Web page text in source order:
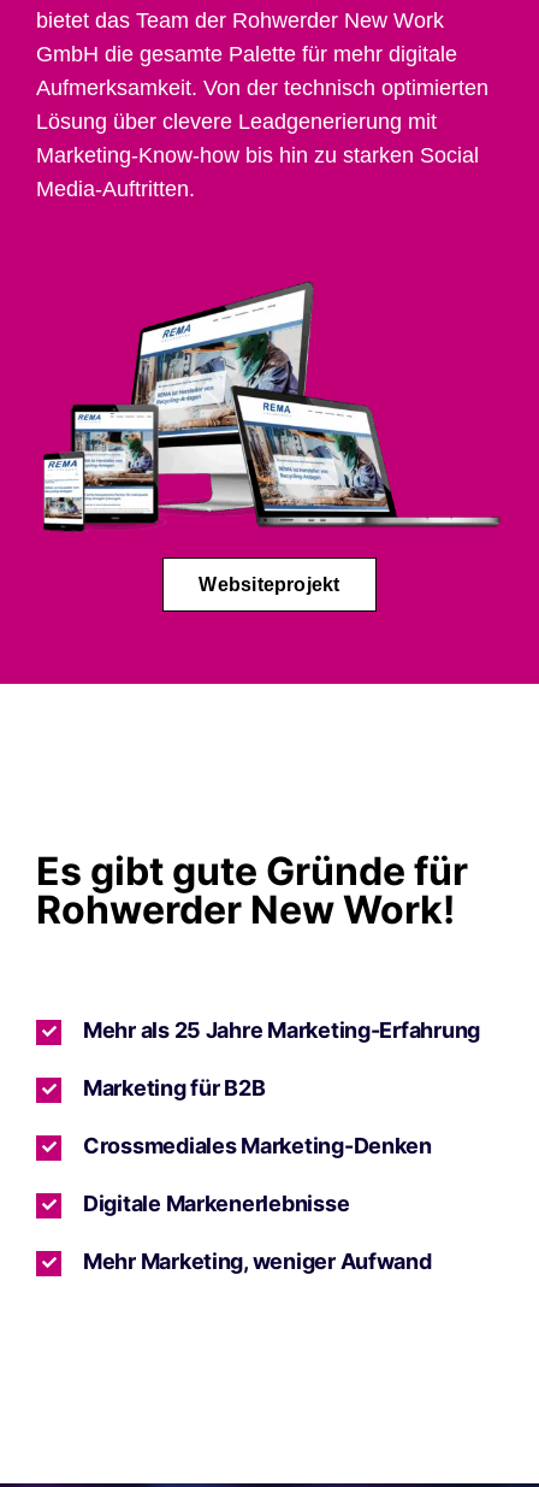
bietet das Team der Rohwerder New Work
GmbH die gesamte Palette für mehr digitale
Aufmerksamkeit. Von der technisch optimierten
Lösung über clevere Leadgenerierung mit
Marketing-Know-how bis hin zu starken Social
Media-Auftritten.
Websiteprojekt
Es gibt gute Gründe für
Rohwerder New Work!
Mehr als 25 Jahre Marketing-Erfahrung
Marketing für B2B
Crossmediales Marketing-Denken
Digitale Markenerlebnisse
Mehr Marketing, weniger Aufwand